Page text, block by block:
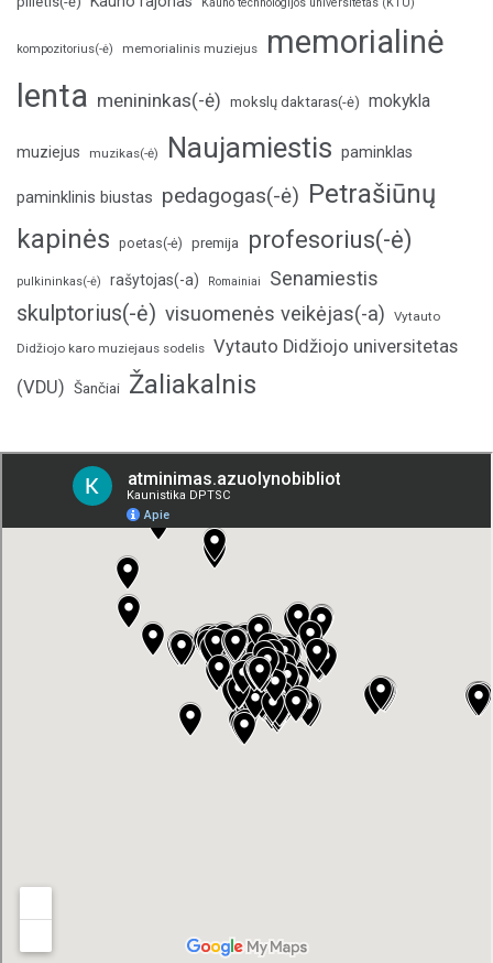
kompozitorius(-ė) memorialinis muziejus
memorialinė
lenta menininkas(-ė) mokslų daktaras(-ė) mokykla
muziejus muzikas(-ė) Naujamiestis paminklas
paminklinis biustas pedagogas(-ė) Petrašiūnų
kapinės poetas(-ė) premija profesorius(-ė)
pulkininkas(-ė) rašytojas(-a) Romainiai Senamiestis
skulptorius(-ė) visuomenės veikėjas(-a) Vytauto
Didžiojo karo muziejaus sodelis Vytauto Didžiojo universitetas
(VDU) Šančiai Žaliakalnis